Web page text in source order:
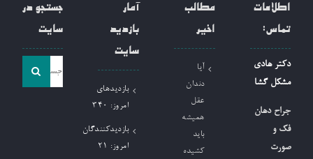
اطلاعات
تماس:
دکتر هادی
مشکل گشا
جراح دهان
فک و
صورت
مطالب
اخیر
آیا
دندان
عقل
همیشه
باید
کشیده
آمار
بازدید
سایت
بازدیدهای
امروز: 340
بازدیدکنندگان
امروز: 21
جستجو در
سایت